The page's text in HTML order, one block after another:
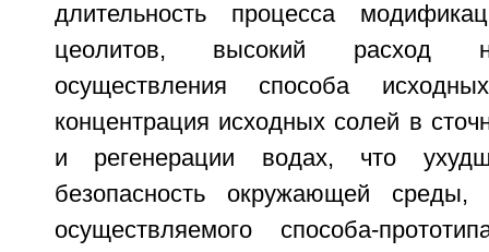
длительность процесса
цеолитов, высокий расход
осуществления способа
концентрация исходных солей в
и регенерации водах, что
безопасность окружающей среды,
осуществляемого способа-